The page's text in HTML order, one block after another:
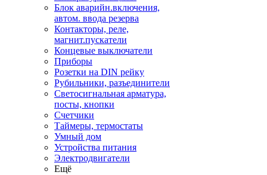
Блок аварийн.включения,
автом. ввода резерва
Контакторы, реле,
магнит.пускатели
Концевые выключатели
Приборы
Розетки на DIN рейку
Рубильники, разъединители
Светосигнальная арматура,
посты, кнопки
Счетчики
Таймеры, термостаты
Умный дом
Устройства питания
Электродвигатели
Ещё